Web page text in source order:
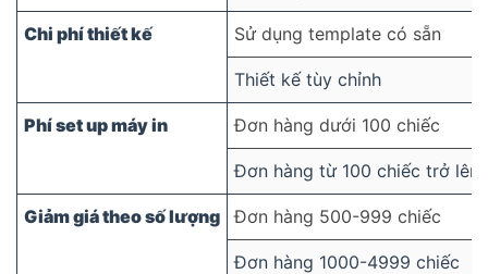
Chi phí thiết kế Sử dụng template có sẵn
Thiết kế tùy chỉnh
Phí set up máy in Đơn hàng dưới 100 chiếc
Đơn hàng từ 100 chiếc trở lên
Giảm giá theo số lượng Đơn hàng 500-999 chiếc
Đơn hàng 1000-4999 chiếc